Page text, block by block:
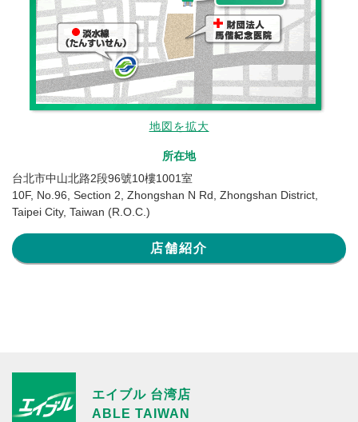
地図を拡大
所在地
台北市中山北路2段96號10樓1001室
10F, No.96, Section 2, Zhongshan N Rd, Zhongshan District,
Taipei City, Taiwan (R.O.C.)
店舗紹介
エイブル 台湾店
ABLE TAIWAN